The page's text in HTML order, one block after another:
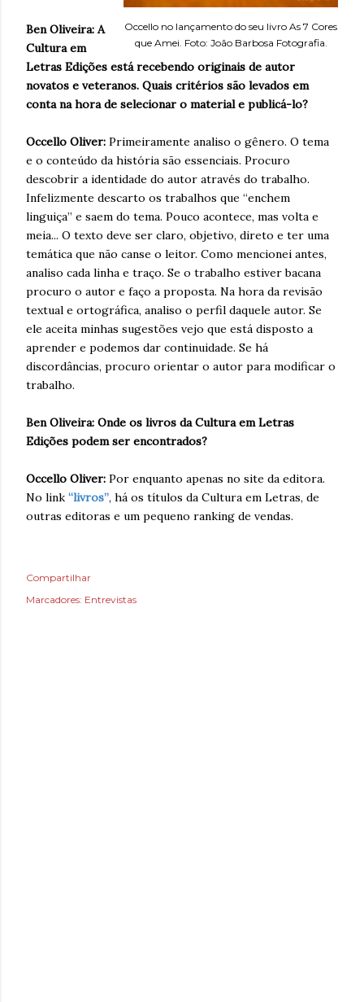
Occello no lançamento do seu livro As 7 Cores
que Amei. Foto: João Barbosa Fotografia.
Ben Oliveira: A
Cultura em
Letras Edições está recebendo originais de autor
novatos e veteranos. Quais critérios são levados em
conta na hora de selecionar o material e publicá-lo?
Occello Oliver: Primeiramente analiso o gênero. O tema
e o conteúdo da história são essenciais. Procuro
descobrir a identidade do autor através do trabalho.
Infelizmente descarto os trabalhos que “enchem
linguiça” e saem do tema. Pouco acontece, mas volta e
meia... O texto deve ser claro, objetivo, direto e ter uma
temática que não canse o leitor. Como mencionei antes,
analiso cada linha e traço. Se o trabalho estiver bacana
procuro o autor e faço a proposta. Na hora da revisão
textual e ortográfica, analiso o perfil daquele autor. Se
ele aceita minhas sugestões vejo que está disposto a
aprender e podemos dar continuidade. Se há
discordâncias, procuro orientar o autor para modificar o
trabalho.
Ben Oliveira: Onde os livros da Cultura em Letras
Edições podem ser encontrados?
Occello Oliver: Por enquanto apenas no site da editora.
No link “livros”, há os títulos da Cultura em Letras, de
outras editoras e um pequeno ranking de vendas.
Compartilhar
Marcadores: Entrevistas